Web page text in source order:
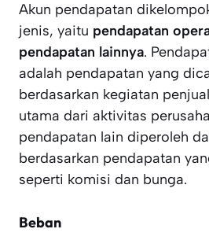
Akun pendapatan
jenis, yaitu pendapatan
pendapatan lainnya.
adalah pendapatan yang
berdasarkan kegiatan
utama dari aktivitas
pendapatan lain diperoleh
berdasarkan pendapatan
seperti komisi dan bunga.
Beban